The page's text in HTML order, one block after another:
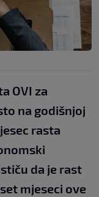
OVI za
na godišnjoj
rasta
da je rast
mjeseci ove